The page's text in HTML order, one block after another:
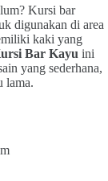
Kursi bar
digunakan di area
kaki yang
Bar Kayu ini
yang sederhana,
lama.